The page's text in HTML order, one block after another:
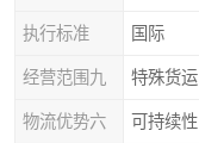
执行标准 国际
经营范围九 特殊货运
物流优势六 可持续性